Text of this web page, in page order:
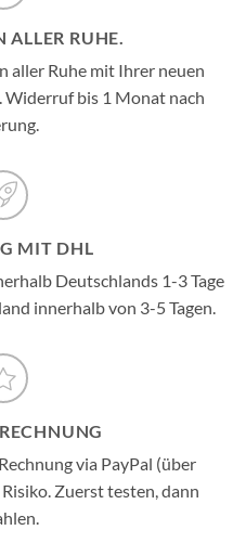
ALLER RUHE.
aller Ruhe mit Ihrer neuen
Widerruf bis 1 Monat nach
MIT DHL
Deutschlands 1-3 Tage
innerhalb von 3-5 Tagen.
via PayPal (über
Zuerst testen, dann